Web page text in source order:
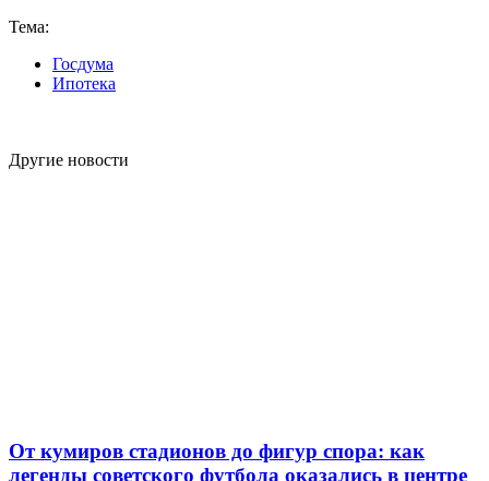
Тема:
Госдума
Ипотека
Другие новости
От кумиров стадионов до фигур спора: как
легенды советского футбола оказались в центре